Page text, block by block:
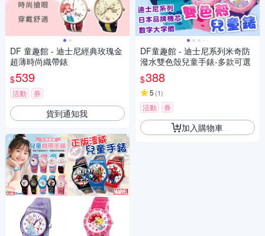
DF 童趣館 - 迪士尼經典玫瑰金
超薄時尚織帶錶
$539
活動 券
貨到通知我
DF童趣館 - 迪士尼系列米奇防
潑水雙色殼兒童手錶-多款可選
$388
5 (1)
活動 券
加入購物車